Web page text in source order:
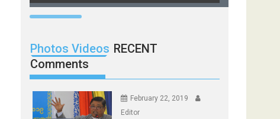
Photos Videos RECENT
Comments
February 22, 2019
Editor